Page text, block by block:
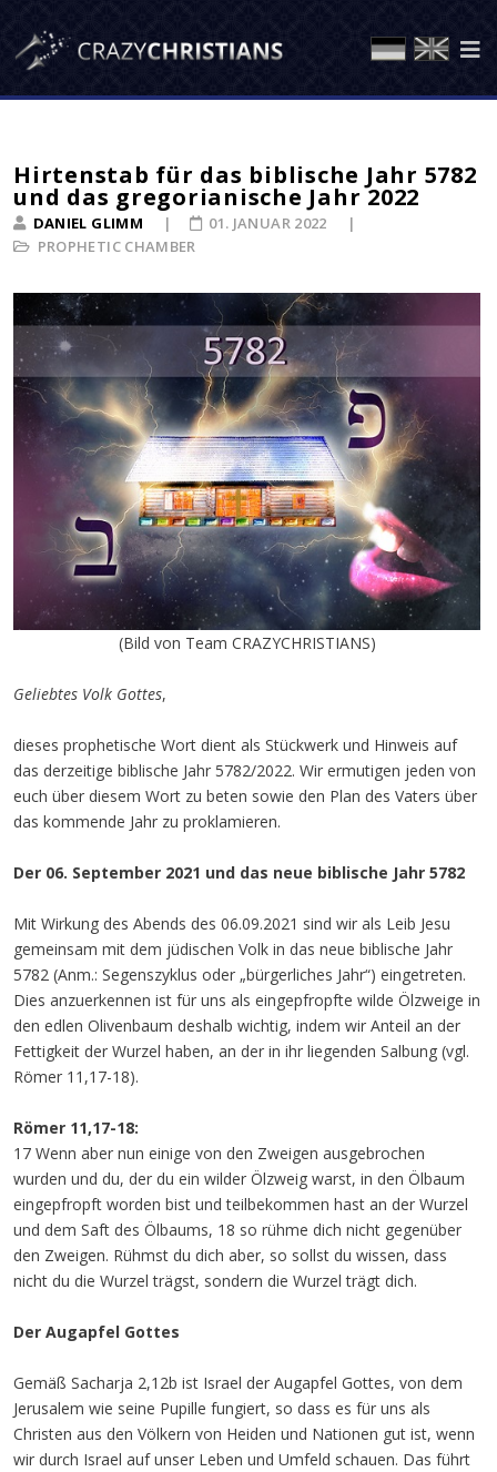
Hirtenstab für das biblische Jahr 5782
und das gregorianische Jahr 2022
DANIEL GLIMM
PROPHETIC CHAMBER
01. JANUAR 2022
(Bild von Team CRAZYCHRISTIANS)
Geliebtes Volk Gottes,
dieses prophetische Wort dient als Stückwerk und Hinweis auf
das derzeitige biblische Jahr 5782/2022. Wir ermutigen jeden von
euch über diesem Wort zu beten sowie den Plan des Vaters über
das kommende Jahr zu proklamieren.
Der 06. September 2021 und das neue biblische Jahr 5782
Mit Wirkung des Abends des 06.09.2021 sind wir als Leib Jesu
gemeinsam mit dem jüdischen Volk in das neue biblische Jahr
5782 (Anm.: Segenszyklus oder „bürgerliches Jahr“) eingetreten.
Dies anzuerkennen ist für uns als eingepfropfte wilde Ölzweige in
den edlen Olivenbaum deshalb wichtig, indem wir Anteil an der
Fettigkeit der Wurzel haben, an der in ihr liegenden Salbung (vgl.
Römer 11,17-18).
Römer 11,17-18:
17 Wenn aber nun einige von den Zweigen ausgebrochen
wurden und du, der du ein wilder Ölzweig warst, in den Ölbaum
eingepfropft worden bist und teilbekommen hast an der Wurzel
und dem Saft des Ölbaums, 18 so rühme dich nicht gegenüber
den Zweigen. Rühmst du dich aber, so sollst du wissen, dass
nicht du die Wurzel trägst, sondern die Wurzel trägt dich.
Der Augapfel Gottes
Gemäß Sacharja 2,12b ist Israel der Augapfel Gottes, von dem
Jerusalem wie seine Pupille fungiert, so dass es für uns als
Christen aus den Völkern von Heiden und Nationen gut ist, wenn
wir durch Israel auf unser Leben und Umfeld schauen. Das führt